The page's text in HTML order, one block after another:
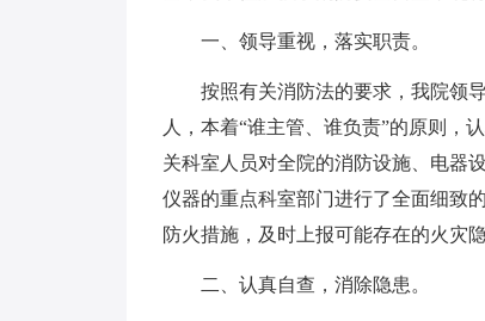
一、领导重视，落实职责。
按照有关消防法的要求，我院领
人，本着“谁主管、谁负责”的原则，
关科室人员对全院的消防设施、电器
仪器的重点科室部门进行了全面细致
防火措施，及时上报可能存在的火灾
二、认真自查，消除隐患。